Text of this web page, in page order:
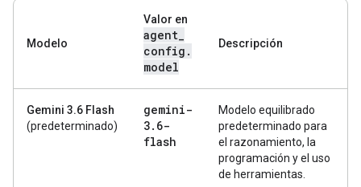
Modelo
Valor en
agent
config .
model
Descripción
Gemini 3.6 Flash
(predeterminado)
gemini-
3. 6-
flash
Modelo equilibrado
predeterminado para
el razonamiento, la
programación y el uso
de herramientas.